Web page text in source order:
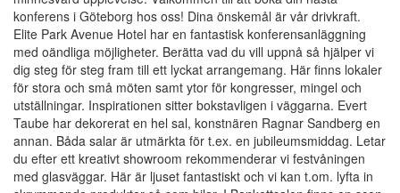
konferens i Göteborg hos oss! Dina önskemål är vår drivkraft.
Elite Park Avenue Hotel har en fantastisk konferensanläggning
med oändliga möjligheter. Berätta vad du vill uppnå så hjälper vi
dig steg för steg fram till ett lyckat arrangemang. Här finns lokaler
för stora och små möten samt ytor för kongresser, mingel och
utställningar. Inspirationen sitter bokstavligen i väggarna. Evert
Taube har dekorerat en hel sal, konstnären Ragnar Sandberg en
annan. Båda salar är utmärkta för t.ex. en jubileumsmiddag. Letar
du efter ett kreativt showroom rekommenderar vi festvåningen
med glasväggar. Här är ljuset fantastiskt och vi kan t.om. lyfta in